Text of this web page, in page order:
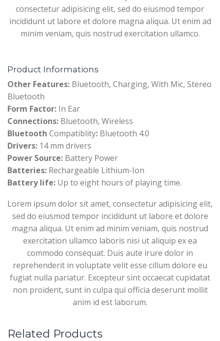
consectetur adipisicing elit, sed do eiusmod tempor
incididunt ut labore et dolore magna aliqua. Ut enim ad
minim veniam, quis nostrud exercitation ullamco.
Product Informations
Other Features: Bluetooth, Charging, With Mic, Stereo
Bluetooth
Form Factor: In Ear
Connections: Bluetooth, Wireless
Bluetooth Compatiblity: Bluetooth 4.0
Drivers: 14 mm drivers
Power Source: Battery Power
Batteries: Rechargeable Lithium-Ion
Battery life: Up to eight hours of playing time.
Lorem ipsum dolor sit amet, consectetur adipisicing elit,
sed do eiusmod tempor incididunt ut labore et dolore
magna aliqua. Ut enim ad minim veniam, quis nostrud
exercitation ullamco laboris nisi ut aliquip ex ea
commodo consequat. Duis aute irure dolor in
reprehenderit in voluptate velit esse cillum dolore eu
fugiat nulla pariatur. Excepteur sint occaecat cupidatat
non proident, sunt in culpa qui officia deserunt mollit
anim id est laborum.
Related Products